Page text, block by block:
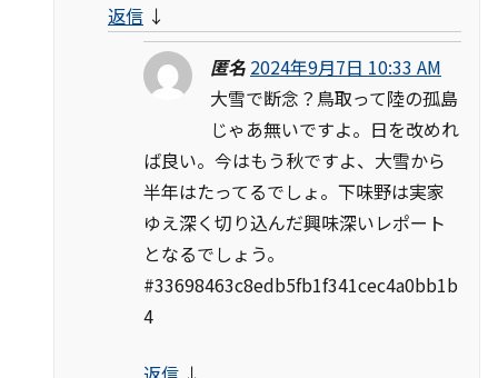
返信 ↓
匿名 2024年9月7日 10:33 AM
大雪で断念？鳥取って陸の孤島
じゃあ無いですよ。日を改めれ
ば良い。今はもう秋ですよ、大雪から
半年はたってるでしょ。下味野は実家
ゆえ深く切り込んだ興味深いレポート
となるでしょう。
#33698463c8edb5fb1f341cec4a0bb1b
4